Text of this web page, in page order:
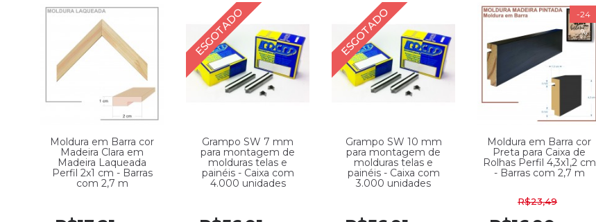
Moldura em Barra cor
Madeira Clara em
Madeira Laqueada
Perfil 2x1 cm - Barras
com 2,7 m
ESGOTADO
Grampo SW 7 mm
para montagem de
molduras telas e
painéis - Caixa com
4.000 unidades
ESGOTADO
Grampo SW 10 mm
para montagem de
molduras telas e
painéis - Caixa com
3.000 unidades
-24
%
Moldura em Barra cor
Preta para Caixa de
Rolhas Perfil 4,3x1,2 cm
- Barras com 2,7 m
R$23,49